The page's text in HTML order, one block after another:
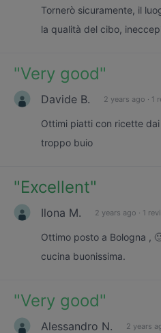
Tornerò sicuramente, il
la qualità del cibo,
"Very good"
Davide B. 2 years ago · 1
Ottimi piatti con ricette
troppo buio
"Excellent"
Ilona M. 2 years ago · 1
Ottimo posto a Bologna ,
cucina buonissima.
"Very good"
Alessandro N. 2 years